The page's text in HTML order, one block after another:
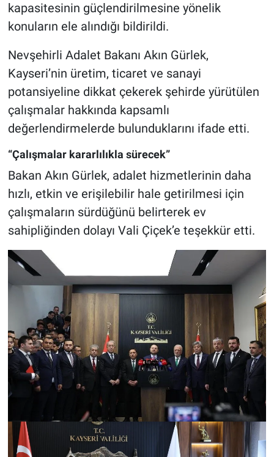
kapasitesinin güçlendirilmesine yönelik
konuların ele alındığı bildirildi.
Nevşehirli Adalet Bakanı Akın Gürlek,
Kayseri’nin üretim, ticaret ve sanayi
potansiyeline dikkat çekerek şehirde yürütülen
çalışmalar hakkında kapsamlı
değerlendirmelerde bulunduklarını ifade etti.
“Çalışmalar kararlılıkla sürecek”
Bakan Akın Gürlek, adalet hizmetlerinin daha
hızlı, etkin ve erişilebilir hale getirilmesi için
çalışmaların sürdüğünü belirterek ev
sahipliğinden dolayı Vali Çiçek’e teşekkür etti.
Politika
Çevre
Haberde İnsan